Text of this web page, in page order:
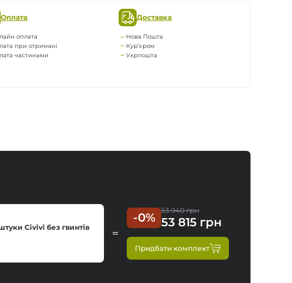
Оплата
оплата
при отримані
частинами
Доставка
Нова Пошта
Кур’єром
Укрпошта
Civivi без гвинтів
-0%
53 940 грн
53 815 грн
Придбати комплект